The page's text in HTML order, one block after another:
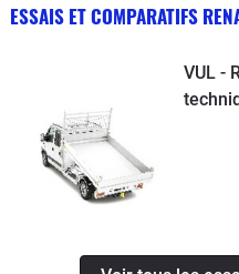
ESSAIS ET COMPARATIFS
VUL -